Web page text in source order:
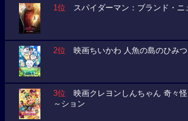
1位 スパイダーマン：ブランド・ニ
2位 映画ちいかわ 人魚の島のひみつ
3位 映画クレヨンしんちゃん 奇々
～ション